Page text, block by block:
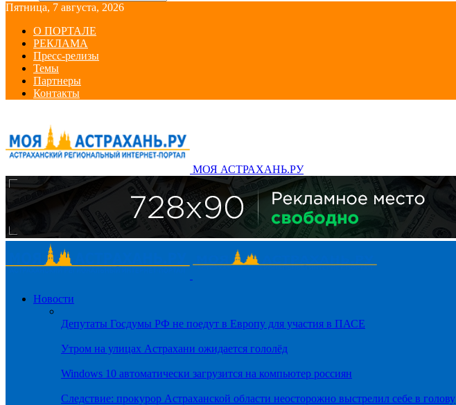
Пятница, 7 августа, 2026
О ПОРТАЛЕ
РЕКЛАМА
Пресс-релизы
Темы
Партнеры
Контакты
МОЯ АСТРАХАНЬ.РУ
Новости
Депутаты Госдумы РФ не поедут в Европу для участия в ПАСЕ
Утром на улицах Астрахани ожидается гололёд
Windows 10 автоматически загрузится на компьютер россиян
Следствие: прокурор Астраханской области неосторожно выстрелил себе в голову